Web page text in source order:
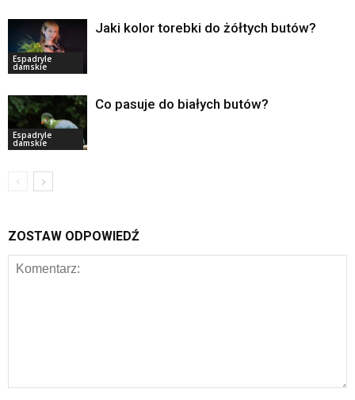
Espadryle
damskie
Jaki kolor torebki do żółtych butów?
Espadryle
damskie
Co pasuje do białych butów?
ZOSTAW ODPOWIEDŹ